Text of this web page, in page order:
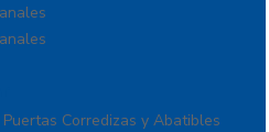
Corredizas y Abatibles